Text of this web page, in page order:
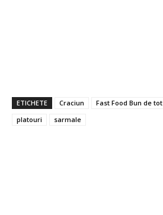
ETICHETE Craciun Fast Food Bun de tot
platouri
sarmale